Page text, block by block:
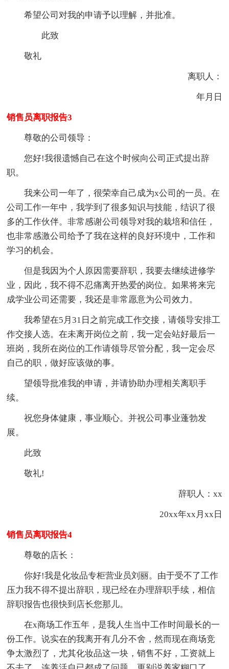
希望公司对我的申请予以理解，并批准。
此致
敬礼
离职人：
年月日
销售员离职报告3
尊敬的公司领导：
您好!我很遗憾自己在这个时候向公司正式提出辞
职。
我来公司一年了，很荣幸自己成为x公司的一员。在
公司工作一年中，我学到了很多知识与技能，结识了很
多的工作伙伴。非常感谢公司领导对我的栽培和信任，
也非常感激公司给予了我在这样的良好环境中，工作和
学习的机会。
但是我因为个人原因需要辞职，我要去继续进修学
业，因此，我不得不忍痛离开热爱的岗位。如果将来完
成学业公司还需要，我还是非常愿意为公司效力。
我希望在5月31日之前完成工作交接，请领导安排工
作交接人选。在未离开岗位之前，我一定会站好最后一
班岗，我所在岗位的工作请领导尽管分配，我一定会尽
自己的职，做好应该做的事。
望领导批准我的申请，并请协助办理相关离职手
续。
祝您身体健康，事业顺心。并祝公司事业蓬勃发
展。
此致
敬礼!
辞职人： xx
20xx年xx月xx日
销售员离职报告4
尊敬的店长：
你好!我是化妆品专柜营业员刘丽。由于受不了工作
压力我不得不提出辞职，现已经在办理辞职手续，相信
辞职报告也很快到店长您那儿。
在x商场工作五年，是我人生当中工作时间最长的一
份工作。说实在的我离开有几分不舍，然而现在商场竞
争太激烈了，尤其化妆品这一块，销售不好，工资就上